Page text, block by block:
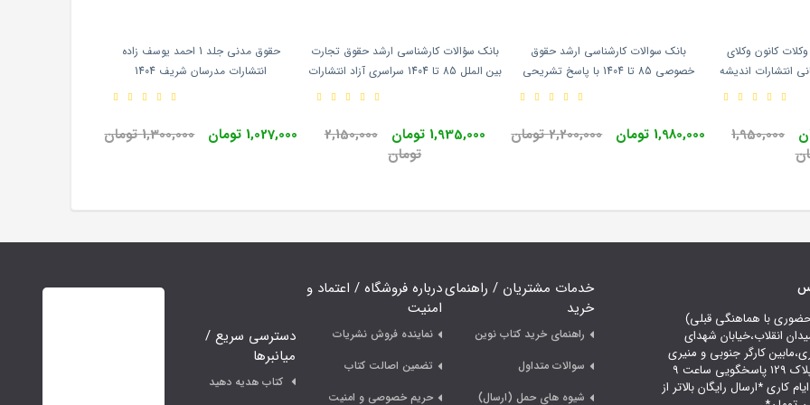
کانون وکلای
انتشارات اندیشه
1,950,000
بانک سوالات کارشناسی ارشد حقوق
خصوصی 85 تا 1404 با پاسخ تشریحی
انتشارات اندیشه ارشد
1,980,000 تومان 2,200,000 تومان
بانک سؤالات کارشناسی ارشد حقوق تجارت
بین الملل 85 تا 1404 سراسری آزاد انتشارات
اندیشه ارشد
1,935,000 تومان
2,150,000
تومان
حقوق مدنی جلد 1 احمد یوسف زاده
انتشارات مدرسان شریف 1404
1,027,000 تومان 1,300,000 تومان
با هماهنگی قبلی)
انقلاب،خیابان شهدای
کارگر جنوبی و منیری
جاوید،پلاک 129 پاسخگویی ساعت 9
الی 18 ایام کاری *ارسال رایگان بالاتر از
خدمات مشتریان / راهنمای
خرید
راهنمای خرید کتاب نوین
سوالات متداول
شیوه های حمل (ارسال)
درباره فروشگاه / اعتماد و
امنیت
نماینده فروش نشریات
تضمین اصالت کتاب
حریم خصوصی و امنیت
دسترسی سریع /
میانبرها
کتاب هدیه دهید